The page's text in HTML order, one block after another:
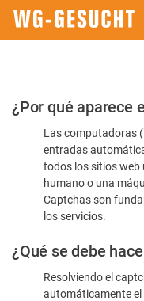
Por
favor,
confirme
humano
¿Por qué aparece
Las computadoras
entradas
todos los sitios web
humano o una
Captchas son
los servicios.
¿Qué se debe
Resolviendo el
automáticamente